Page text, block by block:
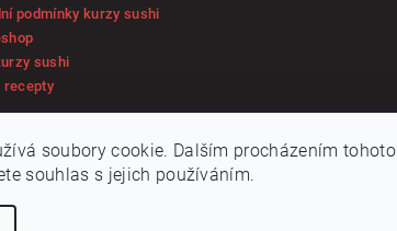
podmínky kurzy sushi
sushi
recepty
soubory cookie. Dalším procházením tohoto
souhlas s jejich používáním.